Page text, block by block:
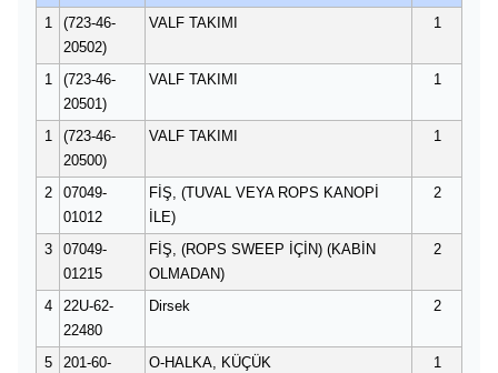
1
(723-46-
20502)
VALF TAKIMI 1
1
(723-46-
20501)
VALF TAKIMI 1
1
(723-46-
20500)
VALF TAKIMI 1
2
07049-
01012
FİŞ, (TUVAL VEYA ROPS KANOPİ
İLE)
2
3
07049-
01215
FİŞ, (ROPS SWEEP İÇİN) (KABİN
OLMADAN)
2
4
22U-62-
22480
Dirsek 2
5
201-60-
O-HALKA, KÜÇÜK 1